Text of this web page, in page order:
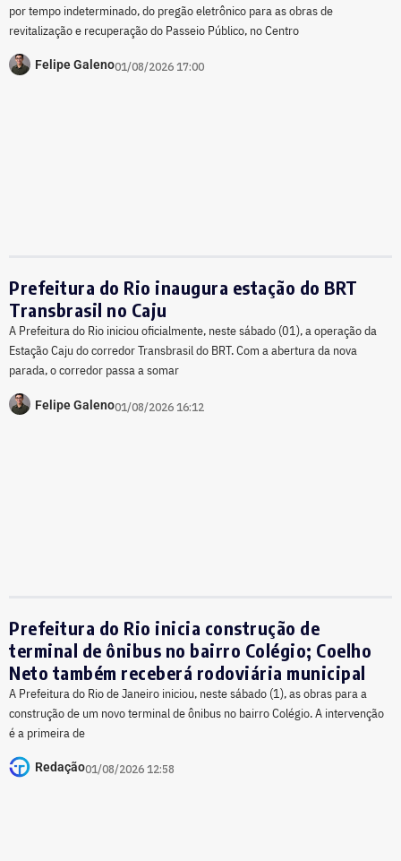
por tempo indeterminado, do pregão eletrônico para as obras de
revitalização e recuperação do Passeio Público, no Centro
Felipe Galeno01/08/2026 17:00
Prefeitura do Rio inaugura estação do BRT
Transbrasil no Caju
A Prefeitura do Rio iniciou oficialmente, neste sábado (01), a operação da
Estação Caju do corredor Transbrasil do BRT. Com a abertura da nova
parada, o corredor passa a somar
Felipe Galeno01/08/2026 16:12
Prefeitura do Rio inicia construção de
terminal de ônibus no bairro Colégio; Coelho
Neto também receberá rodoviária municipal
A Prefeitura do Rio de Janeiro iniciou, neste sábado (1), as obras para a
construção de um novo terminal de ônibus no bairro Colégio. A intervenção
é a primeira de
Redação01/08/2026 12:58